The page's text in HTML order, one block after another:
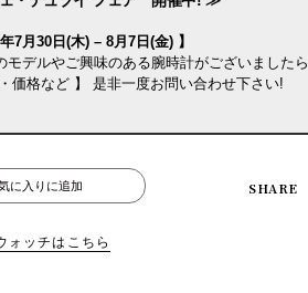
年7月30日(木) – 8月7日(金) 】
モデルやご興味のある腕時計がございましたら
・価格など 】 是非一度お問い合わせ下さい!
に入りに追加 SHARE
ォッチはこちら